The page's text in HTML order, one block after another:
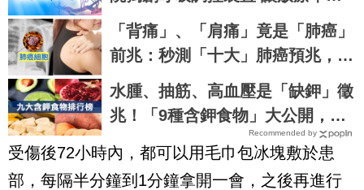
擊殺腫瘤
「背痛」、「肩痛」竟是「肺癌」
前兆：秒測「十大」肺癌預兆，提
早發現治癒率飆升50%！
水腫、抽筋、高血壓是「缺鉀」徵
兆！「9種含鉀食物」大公開，這
些比香蕉更補鉀｜每日健康 Healt
h
Recommended by
受傷後72小時內，都可以用毛巾包冰塊敷於患
部，每隔半分鐘到1分鐘拿開一會，之後再進行